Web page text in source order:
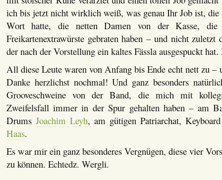
ich bis jetzt nicht wirklich weiß, was genau Ihr Job ist, die
Wort hatte, die netten Damen von der Kasse,
Freikartenextrawürste gebraten haben – und nicht zuletzt
der nach der Vorstellung ein kaltes Fässla ausgespuckt
All diese Leute waren von Anfang bis Ende echt nett zu
Danke herzlichst nochmal! Und ganz besonders
Grooveschweine von der Band, die mich mit
Zweifelsfall immer in der Spur gehalten haben – am
Drums Joachim Leyh, am gütigen Patriarchat,
Haas.
Es war mir ein ganz besonderes Vergnügen, diese vier
zu können. Echtedz. Wergli.